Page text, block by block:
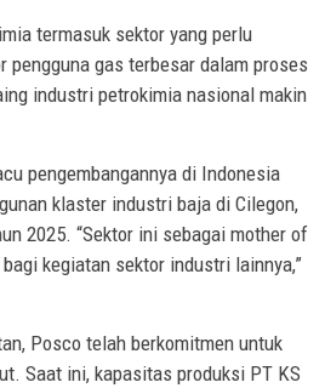
termasuk sektor yang perlu
pengguna gas terbesar dalam proses
industri petrokimia nasional makin
pengembangannya di Indonesia
klaster industri baja di Cilegon,
2025. “Sektor ini sebagai mother of
kegiatan sektor industri lainnya,”
Posco telah berkomitmen untuk
Saat ini, kapasitas produksi PT KS